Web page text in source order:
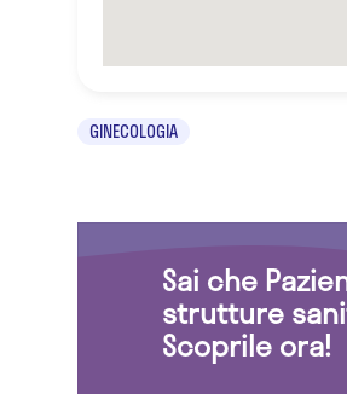
GINECOLOGIA
Sai che
strutture
Scoprile ora!